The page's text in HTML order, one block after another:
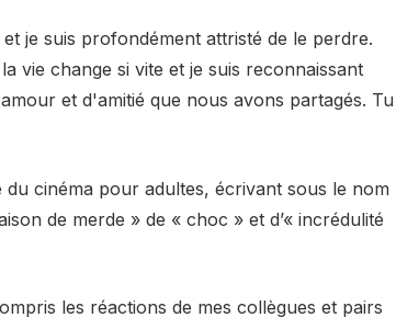
je suis profondément attristé de le perdre.
vie change si vite et je suis reconnaissant
et d'amitié que nous avons partagés. Tu
du cinéma pour adultes, écrivant sous le nom
de merde » de « choc » et d’« incrédulité
les réactions de mes collègues et pairs